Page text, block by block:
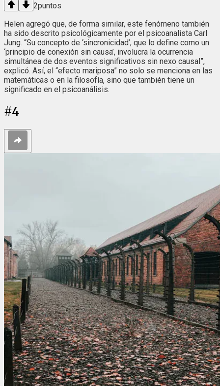
2puntos
Helen agregó que, de forma similar, este fenómeno también
ha sido descrito psicológicamente por el psicoanalista Carl
Jung. “Su concepto de ‘sincronicidad’, que lo define como un
‘principio de conexión sin causa’, involucra la ocurrencia
simultánea de dos eventos significativos sin nexo causal”,
explicó. Así, el “efecto mariposa” no solo se menciona en las
matemáticas o en la filosofía, sino que también tiene un
significado en el psicoanálisis.
#4